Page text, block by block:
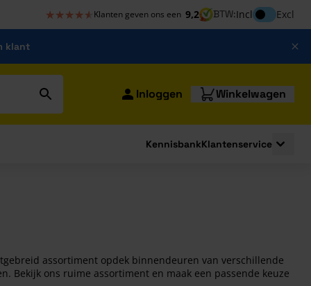
★★★★★
★★★★★ Klanten geven ons een 9,2 BTW:InclInclusief btw
Excl
klant
Inloggen Winkelwagen
for Bouwshop
KennisbankKlantenservice
assortiment opdek binnendeuren van verschillende
Bekijk ons ruime assortiment en maak een passende keuze